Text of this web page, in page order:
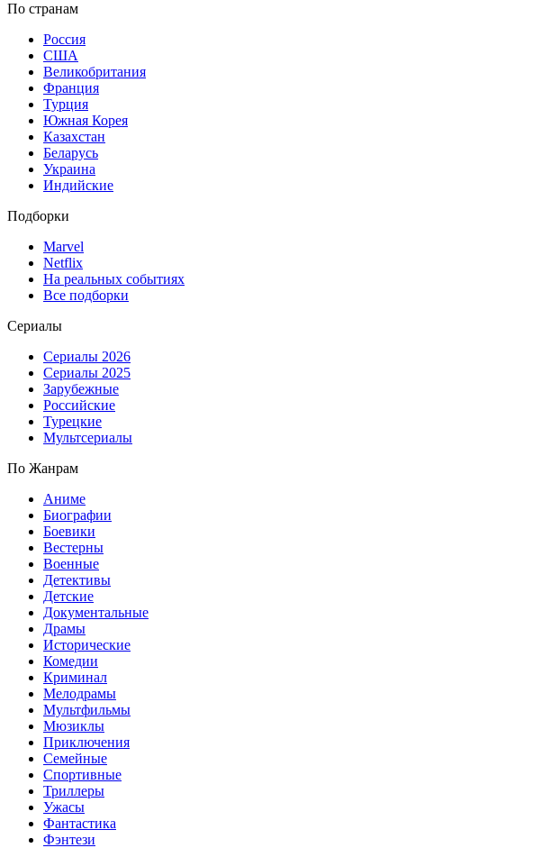
По странам
Россия
США
Великобритания
Франция
Турция
Южная Корея
Казахстан
Беларусь
Украина
Индийские
Подборки
Marvel
Netflix
На реальных событиях
Все подборки
Сериалы
Сериалы 2026
Сериалы 2025
Зарубежные
Российские
Турецкие
Мультсериалы
По Жанрам
Аниме
Биографии
Боевики
Вестерны
Военные
Детективы
Детские
Документальные
Драмы
Исторические
Комедии
Криминал
Мелодрамы
Мультфильмы
Мюзиклы
Приключения
Семейные
Спортивные
Триллеры
Ужасы
Фантастика
Фэнтези